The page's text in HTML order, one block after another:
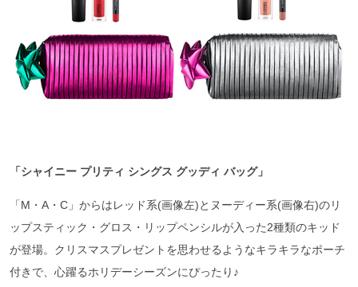
「シャイニー プリティ シングス グッディ バッグ」
「M・A・C」からはレッド系(画像左)とヌーディー系(画像右)のリ
ップスティック・グロス・リップペンシルが入った2種類のキッド
が登場。クリスマスプレゼントを思わせるようなキラキラなポーチ
付きで、心躍るホリデーシーズンにぴったり♪